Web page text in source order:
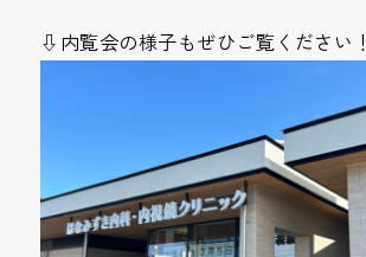
⇩内覧会の様子もぜひご覧ください！